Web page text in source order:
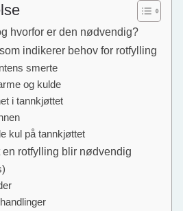
hvorfor er den nødvendig?
indikerer behov for rotfylling
smerte
og kulde
i tannkjøttet
kul på tannkjøttet
rotfylling blir nødvendig